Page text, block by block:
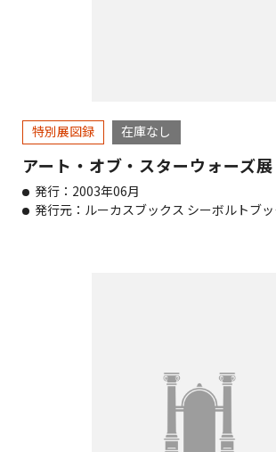
特別展図録 在庫なし
アート・オブ・スターウォーズ展
発行：2003年06月
発行元：ルーカスブックス シーボルトブ